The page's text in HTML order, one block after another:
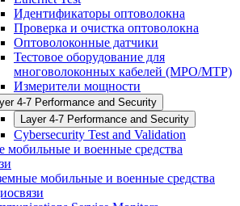
Идентификаторы оптоволокна
Проверка и очистка оптоволокна
Оптоволоконные датчики
Тестовое оборудование для
многоволоконных кабелей (MPO/MTP)
Измерители мощности
4-7 Performance and Security
Layer 4-7 Performance and Security
Cybersecurity Test and Validation
мобильные и военные средства
мобильные и военные средства